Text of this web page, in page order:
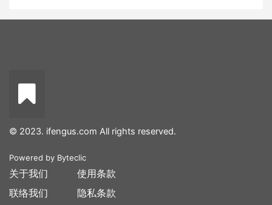
© 2023. ifengus.com All rights reserved.
Powered by Byteclic
关于我们
联络我们
使用条款
隐私条款